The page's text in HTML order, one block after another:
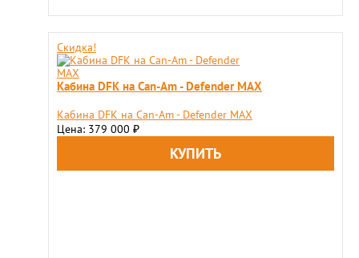
Скидка!
Кабина DFK на Can-Am - Defender MAX
Кабина DFK на Can-Am - Defender MAX
Цена: 379 000 ₽